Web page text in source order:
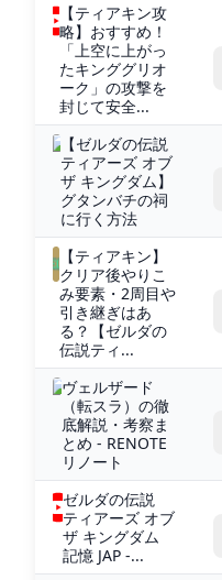
【ティアキン攻
略】おすすめ！
「上空に上がっ
たキンググリオ
ーク」の攻撃を
封じて安全...
【ゼルダの伝説
ティアーズ オブ
ザ キングダム】
グタンバチの祠
に行く方法
【ティアキン】
クリア後やりこ
み要素・2周目や
引き継ぎはあ
る？【ゼルダの
伝説ティ...
ヴェルザード
（転スラ）の徹
底解説・考察ま
とめ - RENOTE
リノート
ゼルダの伝説
ティアーズ オブ
ザ キングダム
記憶 JAP -...